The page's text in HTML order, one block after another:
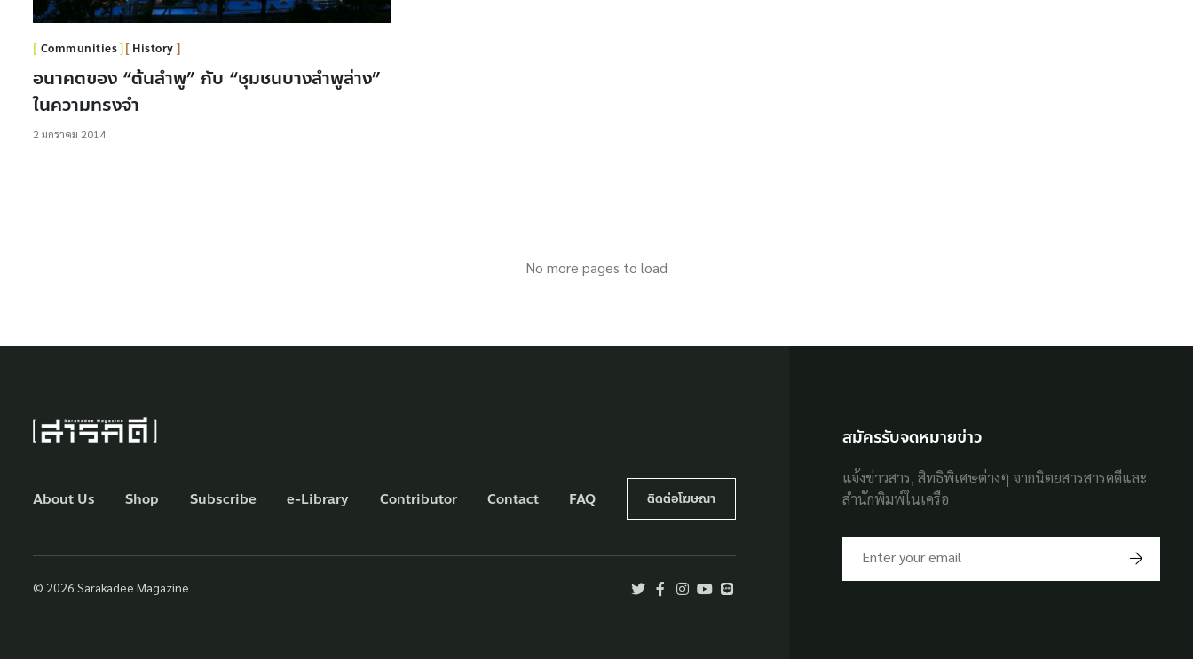
Communities History
อนาคตของ “ต้นลำพู” กับ “ชุมชนบางลำพูล่าง”
ในความทรงจำ
2 มกราคม 2014
No more pages to load
About Us Shop Subscribe e-Library Contributor Contact FAQ ติดต่อโฆษณา
© 2026 Sarakadee Magazine
สมัครรับจดหมายข่าว
แจ้งข่าวสาร, สิทธิพิเศษต่างๆ จากนิตยสารสารคดีและ
สำนักพิมพ์ในเครือ